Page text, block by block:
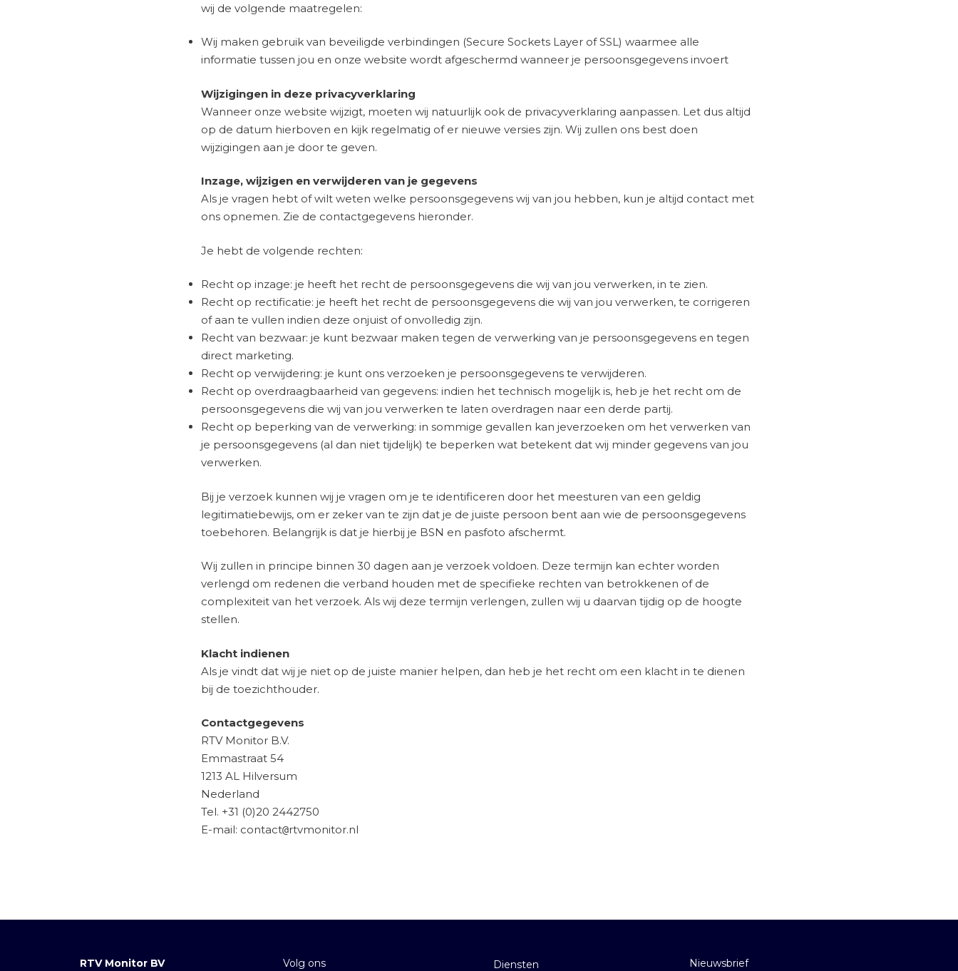
wij de volgende maatregelen:
Wij maken gebruik van beveiligde verbindingen (Secure Sockets Layer of SSL) waarmee alle
informatie tussen jou en onze website wordt afgeschermd wanneer je persoonsgegevens invoert
Wijzigingen in deze privacyverklaring
Wanneer onze website wijzigt, moeten wij natuurlijk ook de privacyverklaring aanpassen. Let dus altijd
op de datum hierboven en kijk regelmatig of er nieuwe versies zijn. Wij zullen ons best doen
wijzigingen aan je door te geven.
Inzage, wijzigen en verwijderen van je gegevens
Als je vragen hebt of wilt weten welke persoonsgegevens wij van jou hebben, kun je altijd contact met
ons opnemen. Zie de contactgegevens hieronder.
Je hebt de volgende rechten:
Recht op inzage: je heeft het recht de persoonsgegevens die wij van jou verwerken, in te zien.
Recht op rectificatie: je heeft het recht de persoonsgegevens die wij van jou verwerken, te corrigeren
of aan te vullen indien deze onjuist of onvolledig zijn.
Recht van bezwaar: je kunt bezwaar maken tegen de verwerking van je persoonsgegevens en tegen
direct marketing.
Recht op verwijdering: je kunt ons verzoeken je persoonsgegevens te verwijderen.
Recht op overdraagbaarheid van gegevens: indien het technisch mogelijk is, heb je het recht om de
persoonsgegevens die wij van jou verwerken te laten overdragen naar een derde partij.
Recht op beperking van de verwerking: in sommige gevallen kan jeverzoeken om het verwerken van
je persoonsgegevens (al dan niet tijdelijk) te beperken wat betekent dat wij minder gegevens van jou
verwerken.
Bij je verzoek kunnen wij je vragen om je te identificeren door het meesturen van een geldig
legitimatiebewijs, om er zeker van te zijn dat je de juiste persoon bent aan wie de persoonsgegevens
toebehoren. Belangrijk is dat je hierbij je BSN en pasfoto afschermt.
Wij zullen in principe binnen 30 dagen aan je verzoek voldoen. Deze termijn kan echter worden
verlengd om redenen die verband houden met de specifieke rechten van betrokkenen of de
complexiteit van het verzoek. Als wij deze termijn verlengen, zullen wij u daarvan tijdig op de hoogte
stellen.
Klacht indienen
Als je vindt dat wij je niet op de juiste manier helpen, dan heb je het recht om een klacht in te dienen
bij de toezichthouder.
Contactgegevens
RTV Monitor B.V.
Emmastraat 54
1213 AL Hilversum
Nederland
Tel. +31 (0)20 2442750
E-mail: contact@rtvmonitor.nl
RTV Monitor BV Volg ons Diensten Nieuwsbrief